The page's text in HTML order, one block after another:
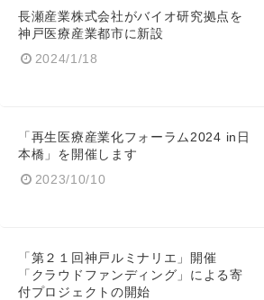
長瀬産業株式会社がバイオ研究拠点を
神戸医療産業都市に新設
2024/1/18
「再生医療産業化フォーラム2024 in日
本橋」を開催します
2023/10/10
「第２１回神戸ルミナリエ」開催
「クラウドファンディング」による寄
付プロジェクトの開始
Japanese
English